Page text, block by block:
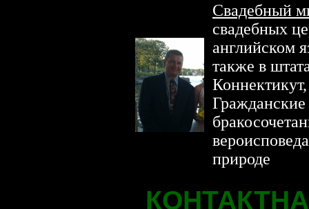
Свадебный
свадебных
английском
также в
природе